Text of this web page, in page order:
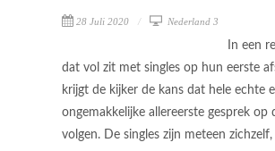
28 Juli 2020 Nederland 3
In een
dat vol zit met singles op hun eerste
krijgt de kijker de kans dat hele echte
ongemakkelijke allereerste gesprek op
volgen. De singles zijn meteen